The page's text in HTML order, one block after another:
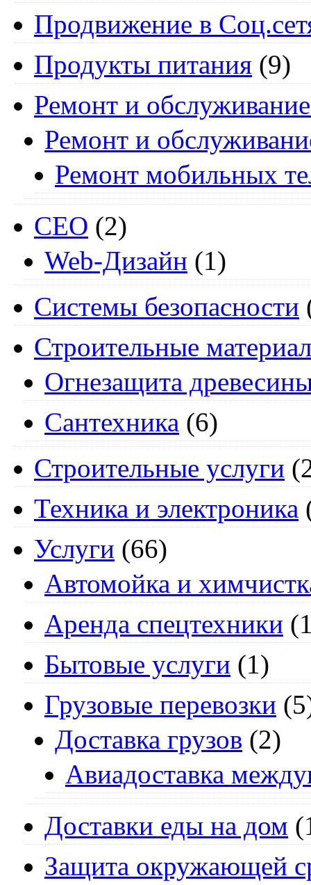
Продвижение в
Продукты питания (9)
Ремонт и
Ремонт и
Ремонт мобильных
СЕО (2)
Web-Дизайн (1)
Системы безопасности
Строительные
Огнезащита
Сантехника (6)
Строительные услуги
Техника и электроника
Услуги (66)
Автомойка и
Аренда спецтехники
Бытовые услуги (1)
Грузовые перевозки
Доставка грузов (2)
Авиадоставка
Доставки еды на дом
Защита окружающей